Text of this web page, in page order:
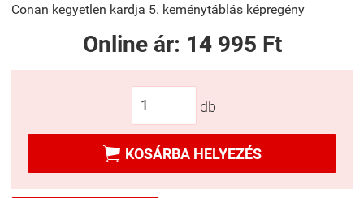
Conan kegyetlen kardja 5. keménytáblás képregény
Online ár: 14 995 Ft
db
 KOSÁRBA HELYEZÉS